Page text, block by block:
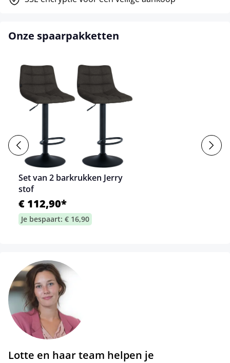
Onze spaarpakketten
Set van 2 barkrukken Jerry
stof
€ 112,90*
Je bespaart: € 16,90
Lotte en haar team helpen je